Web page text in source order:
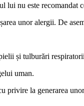
lui nu este recomandat
unor alergii. De
și tulburări
uman.
privire la generarea